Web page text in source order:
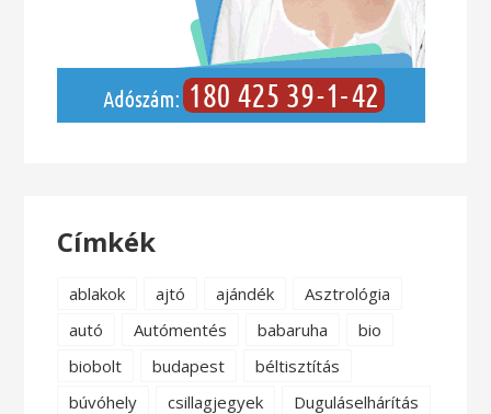
Címkék
ablakok ajtó ajándék
Asztrológia
autó
Autómentés babaruha
bio
biobolt
budapest
béltisztítás
búvóhely
csillagjegyek
Duguláselhárítás